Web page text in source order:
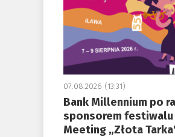
07.08.2026 (13:31)
Bank Millennium po
sponsorem festiwalu
Meeting „Złota